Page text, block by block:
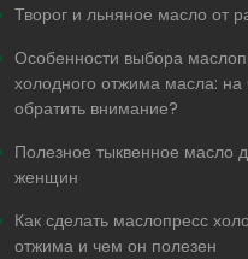
Творог и льняное масло от
Особенности выбора
холодного отжима масла: на
обратить внимание?
Полезное тыквенное масло
женщин
Как сделать маслопресс
отжима и чем он полезен